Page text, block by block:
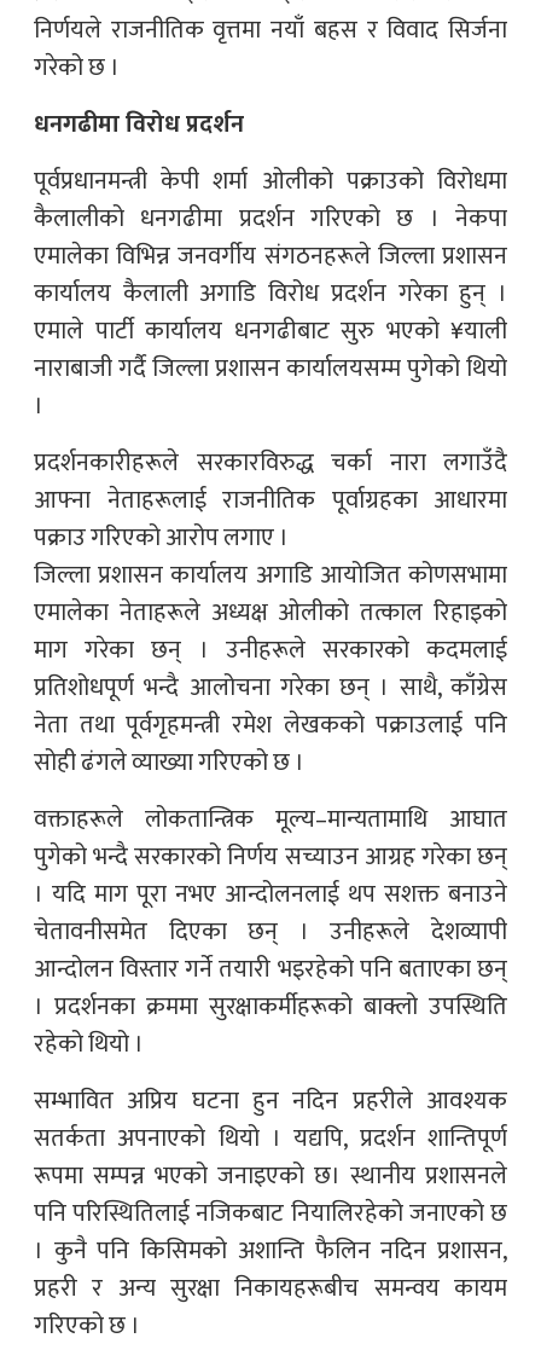
निर्णयले राजनीतिक वृत्तमा नयाँ बहस र विवाद सिर्जना
गरेको छ ।
धनगढीमा विरोध प्रदर्शन
पूर्वप्रधानमन्त्री केपी शर्मा ओलीको पक्राउको विरोधमा
कैलालीको धनगढीमा प्रदर्शन गरिएको छ । नेकपा
एमालेका विभिन्न जनवर्गीय संगठनहरूले जिल्ला प्रशासन
कार्यालय कैलाली अगाडि विरोध प्रदर्शन गरेका हुन् ।
एमाले पार्टी कार्यालय धनगढीबाट सुरु भएको ¥याली
नाराबाजी गर्दै जिल्ला प्रशासन कार्यालयसम्म पुगेको थियो
।
प्रदर्शनकारीहरूले सरकारविरुद्ध चर्का नारा लगाउँदै
आफ्ना नेताहरूलाई राजनीतिक पूर्वाग्रहका आधारमा
पक्राउ गरिएको आरोप लगाए ।
जिल्ला प्रशासन कार्यालय अगाडि आयोजित कोणसभामा
एमालेका नेताहरूले अध्यक्ष ओलीको तत्काल रिहाइको
माग गरेका छन् । उनीहरूले सरकारको कदमलाई
प्रतिशोधपूर्ण भन्दै आलोचना गरेका छन् । साथै, काँग्रेस
नेता तथा पूर्वगृहमन्त्री रमेश लेखकको पक्राउलाई पनि
सोही ढंगले व्याख्या गरिएको छ ।
वक्ताहरूले लोकतान्त्रिक मूल्य–मान्यतामाथि आघात
पुगेको भन्दै सरकारको निर्णय सच्याउन आग्रह गरेका छन्
। यदि माग पूरा नभए आन्दोलनलाई थप सशक्त बनाउने
चेतावनीसमेत दिएका छन् । उनीहरूले देशव्यापी
आन्दोलन विस्तार गर्ने तयारी भइरहेको पनि बताएका छन्
। प्रदर्शनका क्रममा सुरक्षाकर्मीहरूको बाक्लो उपस्थिति
रहेको थियो ।
सम्भावित अप्रिय घटना हुन नदिन प्रहरीले आवश्यक
सतर्कता अपनाएको थियो । यद्यपि, प्रदर्शन शान्तिपूर्ण
रूपमा सम्पन्न भएको जनाइएको छ। स्थानीय प्रशासनले
पनि परिस्थितिलाई नजिकबाट नियालिरहेको जनाएको छ
। कुनै पनि किसिमको अशान्ति फैलिन नदिन प्रशासन,
प्रहरी र अन्य सुरक्षा निकायहरूबीच समन्वय कायम
गरिएको छ ।